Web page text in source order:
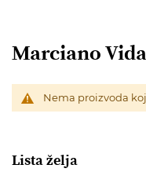
Marciano
Nema proizvoda
Lista želja